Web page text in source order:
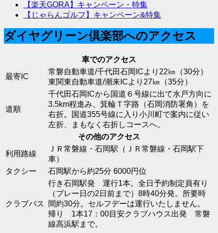
【楽天GORA】キャンペーン・特集
【じゃらんゴルフ】キャンペーン&特集
ダイヤグリーン倶楽部へのアクセス
車でのアクセス
最寄IC
常磐自動車道/千代田石岡ICより22㎞（30分）
東関東自動車道/潮来ICより27㎞（35分）
道順
千代田石岡ICから国道６号線に出て水戸方向に
3.5km程進み、箕輪Ｔ字路（石岡消防署角）を
右折。国道355号線に入り小川町で案内に従い
左折、まもなく右折しコースへ。
その他のアクセス
利用路線
ＪＲ常磐線・石岡駅（ＪＲ常磐線・石岡駅下
車）
タクシー
石岡駅から約25分 6000円位
クラブバス
行き石岡駅発 運行1本。全日予約制定員有り
（プレー日の2日前まで）8時40分発。所要時
間約30分。セルフデーは運行いたしません。
帰り 1本17：00目安クラブハウス出発 常磐
線高浜駅まで。